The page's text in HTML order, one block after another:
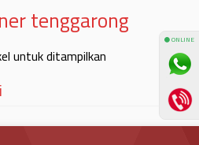
tenggarong
untuk ditampilkan
⚫ ONLINE